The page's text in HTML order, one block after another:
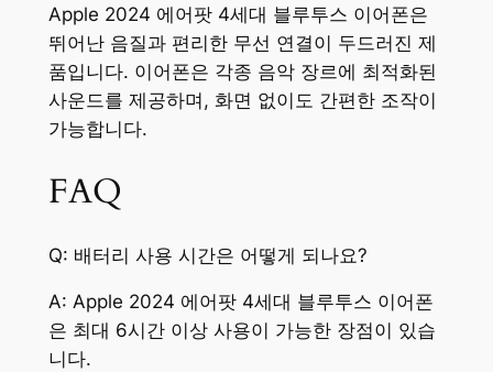
Apple 2024 에어팟 4세대 블루투스 이어폰은
뛰어난 음질과 편리한 무선 연결이 두드러진 제
품입니다. 이어폰은 각종 음악 장르에 최적화된
사운드를 제공하며, 화면 없이도 간편한 조작이
가능합니다.
FAQ
Q: 배터리 사용 시간은 어떻게 되나요?
A: Apple 2024 에어팟 4세대 블루투스 이어폰
은 최대 6시간 이상 사용이 가능한 장점이 있습
니다.